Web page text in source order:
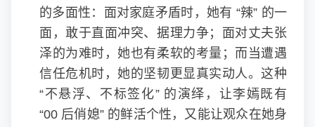
的多面性：面对家庭矛盾时，她有 “辣” 的一
面，敢于直面冲突、据理力争；面对丈夫张
泽的为难时，她也有柔软的考量；而当遭遇
信任危机时，她的坚韧更显真实动人。这种
“不悬浮、不标签化” 的演绎，让李嫣既有
“00 后俏媳” 的鲜活个性，又能让观众在她身